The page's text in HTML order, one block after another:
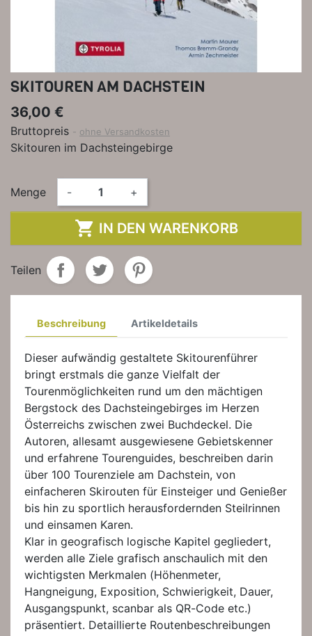
SKITOUREN AM DACHSTEIN
36,00 €
Bruttopreis ohne Versandkosten
Skitouren im Dachsteingebirge
Menge - +
 IN DEN WARENKORB
Teilen
Beschreibung Artikeldetails
Dieser aufwändig gestaltete Skitourenführer
bringt erstmals die ganze Vielfalt der
Tourenmöglichkeiten rund um den mächtigen
Bergstock des Dachsteingebirges im Herzen
Österreichs zwischen zwei Buchdeckel. Die
Autoren, allesamt ausgewiesene Gebietskenner
und erfahrene Tourenguides, beschreiben darin
über 100 Tourenziele am Dachstein, von
einfacheren Skirouten für Einsteiger und Genießer
bis hin zu sportlich herausfordernden Steilrinnen
und einsamen Karen.
Klar in geografisch logische Kapitel gegliedert,
werden alle Ziele grafisch anschaulich mit den
wichtigsten Merkmalen (Höhenmeter,
Hangneigung, Exposition, Schwierigkeit, Dauer,
Ausgangspunkt, scanbar als QR-Code etc.)
präsentiert. Detaillierte Routenbeschreibungen